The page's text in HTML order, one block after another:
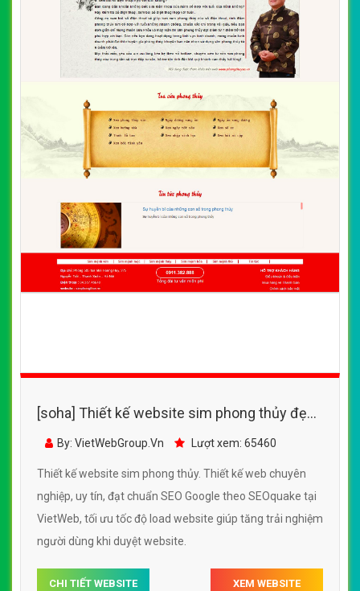
[soha] Thiết kế website sim phong thủy đẹp,
chuyên nghiệp chuẩn SEO
By: VietWebGroup.Vn Lượt xem: 65460
Thiết kế website sim phong thủy. Thiết kế web chuyên
nghiệp, uy tín, đạt chuẩn SEO Google theo SEOquake tại
VietWeb, tối ưu tốc độ load website giúp tăng trải nghiệm
người dùng khi duyệt website.
CHI TIẾT WEBSITE XEM WEBSITE